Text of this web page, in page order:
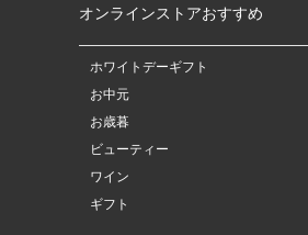
オンラインストアおすすめ
ホワイトデーギフト
お中元
お歳暮
ビューティー
ワイン
ギフト